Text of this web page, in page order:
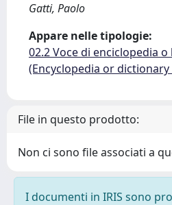
Gatti, Paolo
Appare nelle tipologie:
02.2 Voce di enciclopedia o
(Encyclopedia or
File in questo prodotto:
Non ci sono file associati a
I documenti in IRIS sono